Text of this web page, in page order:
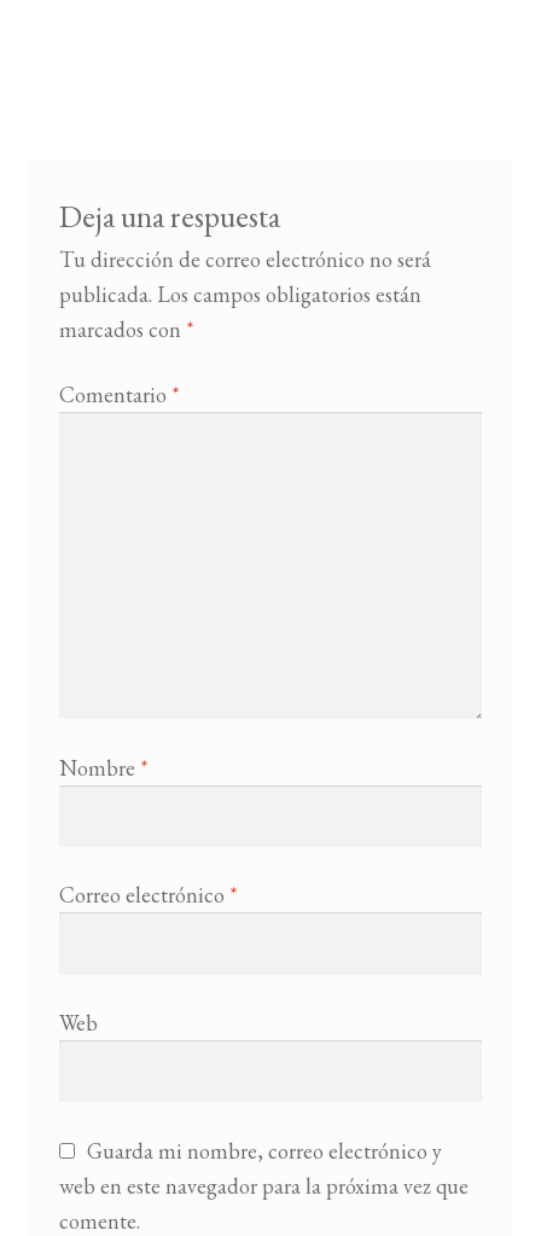
Deja una respuesta
Tu dirección de correo electrónico no será
publicada. Los campos obligatorios están
marcados con *
Comentario *
Nombre *
Correo electrónico *
Web
Guarda mi nombre, correo electrónico y
web en este navegador para la próxima vez que
comente.